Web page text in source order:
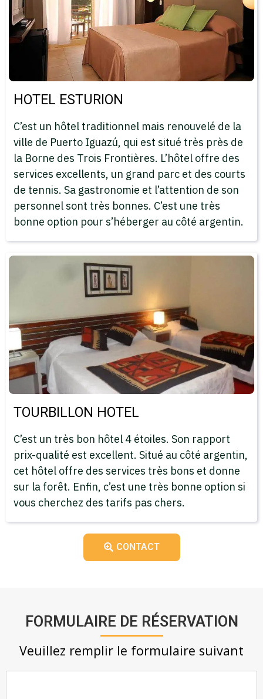
HOTEL ESTURION
C’est un hôtel traditionnel mais renouvelé de la
ville de Puerto Iguazú, qui est situé très près de
la Borne des Trois Frontières. L’hôtel offre des
services excellents, un grand parc et des courts
de tennis. Sa gastronomie et l’attention de son
personnel sont très bonnes. C’est une très
bonne option pour s’héberger au côté argentin.
TOURBILLON HOTEL
C’est un très bon hôtel 4 étoiles. Son rapport
prix-qualité est excellent. Situé au côté argentin,
cet hôtel offre des services très bons et donne
sur la forêt. Enfin, c’est une très bonne option si
vous cherchez des tarifs pas chers.
CONTACT
FORMULAIRE DE RÉSERVATION
Veuillez remplir le formulaire suivant